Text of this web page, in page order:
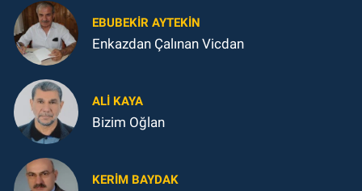
EBUBEKIR AYTEKIN
Enkazdan Çalınan Vicdan
ALI KAYA
Bizim Oğlan
KERIM BAYDAK